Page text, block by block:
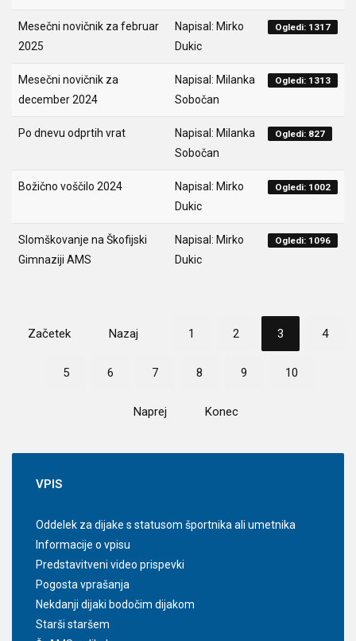
Mesečni novičnik za februar
2025
Napisal: Mirko
Dukic
Ogledi: 1317
Mesečni novičnik za
december 2024
Napisal: Milanka
Sobočan
Ogledi: 1313
Po dnevu odprtih vrat
Napisal: Milanka
Sobočan
Ogledi: 827
Božično voščilo 2024
Napisal: Mirko
Dukic
Ogledi: 1002
Slomškovanje na Škofijski
Gimnaziji AMS
Napisal: Mirko
Dukic
Ogledi: 1096
Začetek Nazaj 1 2 3 4
5 6 7 8 9 10
Naprej Konec
VPIS
Oddelek za dijake s statusom športnika ali umetnika
Informacije o vpisu
Predstavitveni video prispevki
Pogosta vprašanja
Nekdanji dijaki bodočim dijakom
Starši staršem